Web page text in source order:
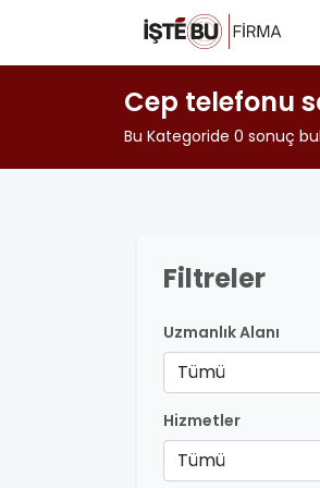
Cep telefonu
Bu Kategoride 0 sonuç
Filtreler
Uzmanlık Alanı
Tümü
Hizmetler
Tümü